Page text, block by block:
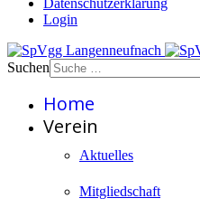
Datenschutzerklärung
Login
Suchen
Home
Verein
Aktuelles
Mitgliedschaft